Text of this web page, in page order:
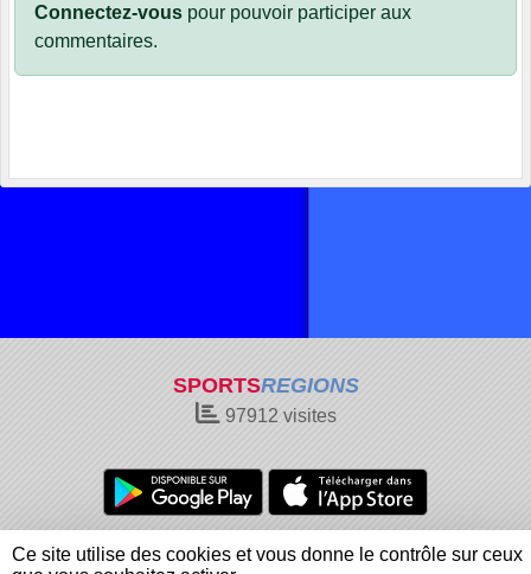
Connectez-vous pour pouvoir participer aux
commentaires.
SPORTSREGIONS
97912 visites
Charte cookies
Gestion des cookies
Ce site utilise des cookies et vous donne le contrôle sur ceux